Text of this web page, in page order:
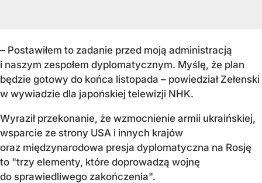
– Postawiłem to zadanie przed moją administracją
i naszym zespołem dyplomatycznym. Myślę, że plan
będzie gotowy do końca listopada – powiedział Zełenski
w wywiadzie dla japońskiej telewizji NHK.
Wyraził przekonanie, że wzmocnienie armii ukraińskiej,
wsparcie ze strony USA i innych krajów
oraz międzynarodowa presja dyplomatyczna na Rosję
to "trzy elementy, które doprowadzą wojnę
do sprawiedliwego zakończenia".